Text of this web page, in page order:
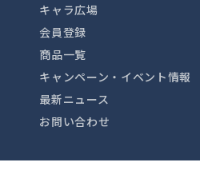
キャラ広場
会員登録
商品一覧
キャンペーン・イベント情報
最新ニュース
お問い合わせ